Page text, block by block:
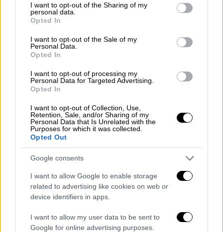
not limited to your visit or usage behaviour. You may click to
grant or deny consent to Google and its third-party tags to
use your data for below specified purposes in below Google
consent section.
I want to opt-out of the Sharing of my
personal data.
Opted In
I want to opt-out of the Sale of my
Personal Data.
Opted In
I want to opt-out of processing my
Personal Data for Targeted Advertising.
Opted In
I want to opt-out of Collection, Use,
Retention, Sale, and/or Sharing of my
Personal Data that Is Unrelated with the
Purposes for which it was collected.
Opted Out
Google consents
I want to allow Google to enable storage
related to advertising like cookies on web or
device identifiers in apps.
I want to allow my user data to be sent to
Google for online advertising purposes.
χρονομίσθωσης με προκαταβολή. Η
ρύθμιση αφορά αιτήσεις που έχουν ήδη
εγκριθεί και συμπεριληφθεί ή θα
συμπεριληφθούν σε απόφαση υπαγωγής.
Σημειώνεται ότι σε περίπτωση μη
υποβολής των ανωτέρω, η αίτηση θα
απορρίπτεται και το ποσό της
Περιορίζεται το χρονικό διάστημα για
την ολοκλήρωση της αγοράς του
ηλεκτρικού οχήματος από 12 σε 8 μήνες,
από την ημερομηνία υπαγωγής στο
Πρόγραμμα.
Με τις παραπάνω ρυθμίσεις περιορίζεται το
πλήθος των αιτήσεων που παραμένουν
ανενεργές και απελευθερώνονται πόροι για
την υποβολή νέων αιτήσεων από ιδιώτες ή